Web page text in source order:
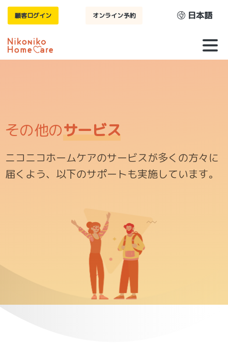
顧客ログイン オンライン予約 日本語
その他のサービス
ニコニコホームケアのサービスが多くの方々に
届くよう、以下のサポートも実施しています。